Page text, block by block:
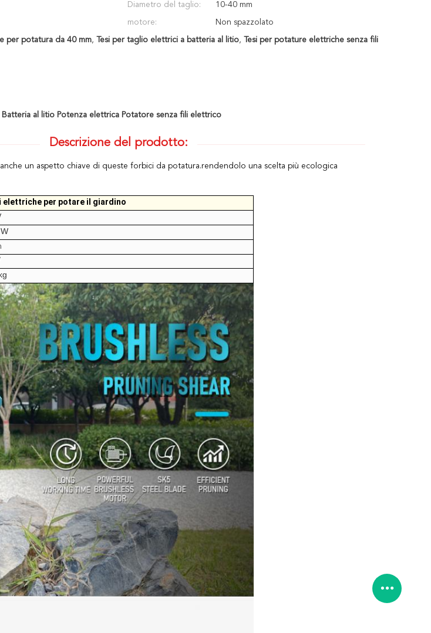
Diametro del taglio: 10-40 mm
motore: Non spazzolato
per potatura da 40 mm, Tesi per taglio elettrici a batteria al litio, Tesi per potature elettriche senza fili
al litio Potenza elettrica Potatore senza fili elettrico
Descrizione del prodotto:
un aspetto chiave di queste forbici da potatura.rendendolo una scelta più ecologica
elettriche per potare il giardino